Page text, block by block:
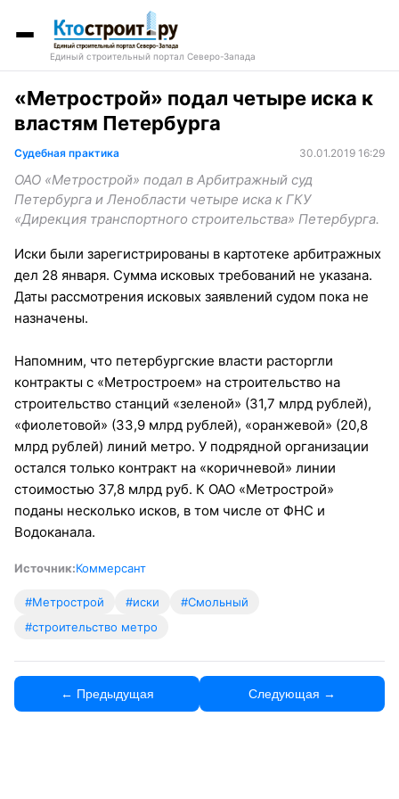
Единый строительный портал Северо-Запада
«Метрострой» подал четыре иска к
властям Петербурга
Судебная практика 30.01.2019 16:29
ОАО «Метрострой» подал в Арбитражный суд
Петербурга и Ленобласти четыре иска к ГКУ
«Дирекция транспортного строительства» Петербурга.
Иски были зарегистрированы в картотеке арбитражных
дел 28 января. Сумма исковых требований не указана.
Даты рассмотрения исковых заявлений судом пока не
назначены.
Напомним, что петербургские власти расторгли
контракты с «Метростроем» на строительство на
строительство станций «зеленой» (31,7 млрд рублей),
«фиолетовой» (33,9 млрд рублей), «оранжевой» (20,8
млрд рублей) линий метро. У подрядной организации
остался только контракт на «коричневой» линии
стоимостью 37,8 млрд руб. К ОАО «Метрострой»
поданы несколько исков, в том числе от ФНС и
Водоканала.
Источник:Коммерсант
#Метрострой #иски
#Смольный
#строительство метро
← Предыдущая Следующая →